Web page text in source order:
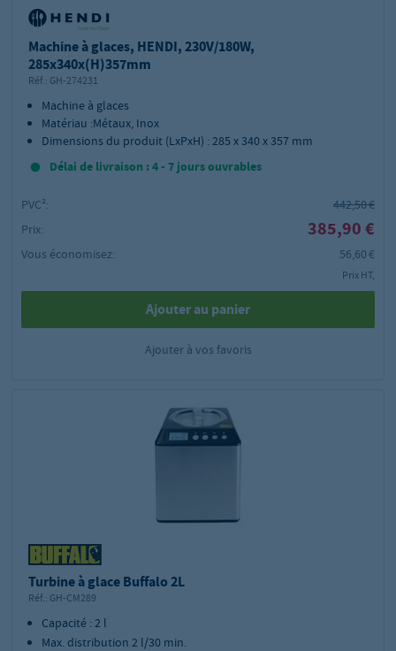
Machine à glaces, HENDI, 230V/180W,
285x340x(H)357mm
Réf.: GH-274231
Machine à glaces
Matériau :Métaux, Inox
Dimensions du produit (LxPxH) : 285 x 340 x 357 mm
Délai de livraison : 4 - 7 jours ouvrables
PVC²:
442,50 €
Prix:
385,90 €
Vous économisez: 56,60 €
Prix HT,
Ajouter au panier
Ajouter à vos favoris
Turbine à glace Buffalo 2L
Réf.: GH-CM289
Capacité : 2 l
Max. distribution 2 l/30 min.